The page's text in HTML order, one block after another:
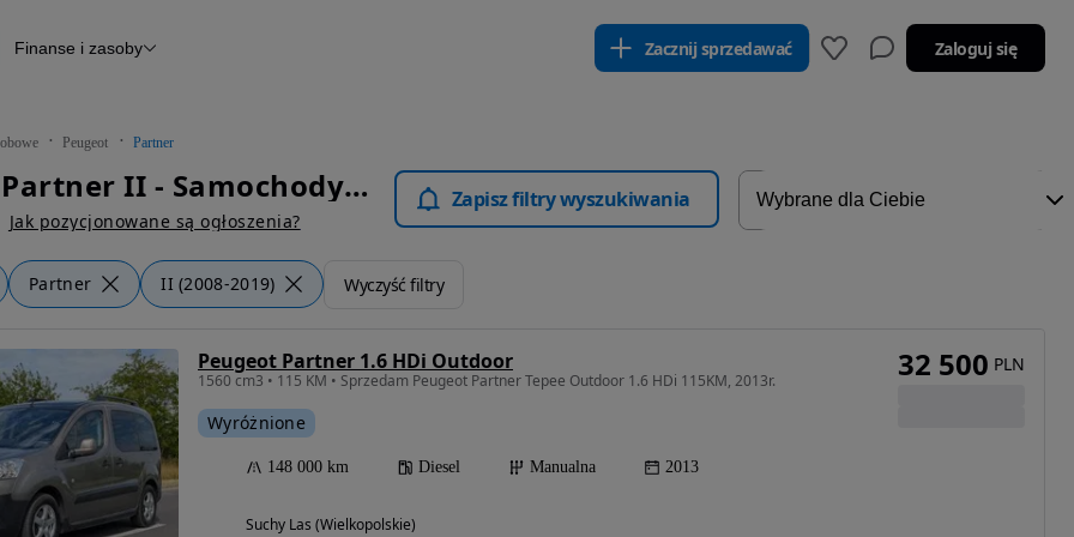
Raport z inspekcji
Otomoto News
Finanse i zasoby Zacznij sprzedawać Zaloguj się
Peugeot Partner
Peugeot Partner II - Samochody Osobowe
Jak pozycjonowane są ogłoszenia?
Zapisz filtry wyszukiwania
Partner II (2008-2019) Wyczyść filtry
Peugeot Partner 1.6 HDi Outdoor
1560 cm3 • 115 KM • Sprzedam Peugeot Partner Tepee Outdoor 1.6 HDi 115KM, 2013r.
Wyróżnione
148 000 km Diesel Manualna 2013
Suchy Las (Wielkopolskie)
32 500 PLN